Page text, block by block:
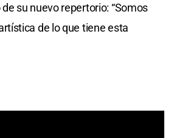
su nuevo repertorio: “Somos
de lo que tiene esta